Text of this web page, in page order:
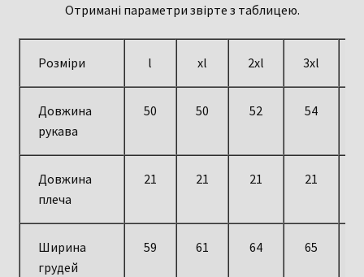
Отримані параметри звірте з таблицею.
Розміри l xl 2xl 3xl
Довжина
рукава
50 50 52 54
Довжина
плеча
21 21 21 21
Ширина
грудей
59 61 64 65